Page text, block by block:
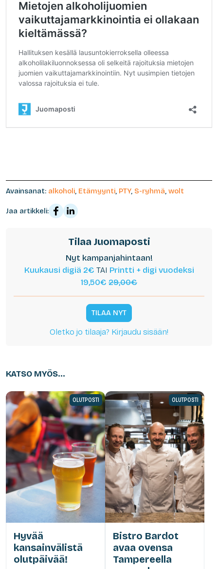
Avainsanat: alkoholi, Etämyynti, PTY, S-ryhmä, wolt
Jaa artikkeli:
Tilaa Juomaposti
Nyt kampanjahintaan!
Kuukausi digiä 2€ TAI Printti + digi vuodeksi
19,50€ 29,00€
TILAA NYT
Oletko jo tilaaja? Kirjaudu sisään!
KATSO MYÖS...
OLUTPOSTI
Hyvää
kansainvälistä
olutpäivää!
OLUTPOSTI
Bistro Bardot
avaa ovensa
Tampereella